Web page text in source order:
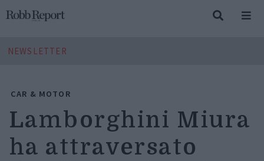
NEWSLETTER
CAR & MOTOR
Lamborghini Miura
ha attraversato